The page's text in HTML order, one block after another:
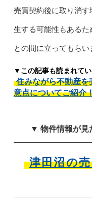
売買契約後に取り消
生する可能性もある
との間に立ってもらい
▼この記事も読まれて
住みながら不動産を
意点についてご紹介
▼ 物件情報が見
津田沼の